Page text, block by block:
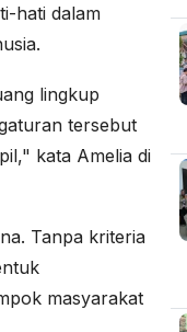
hati dalam
lingkup
tersebut
kata Amelia di
Tanpa kriteria
masyarakat